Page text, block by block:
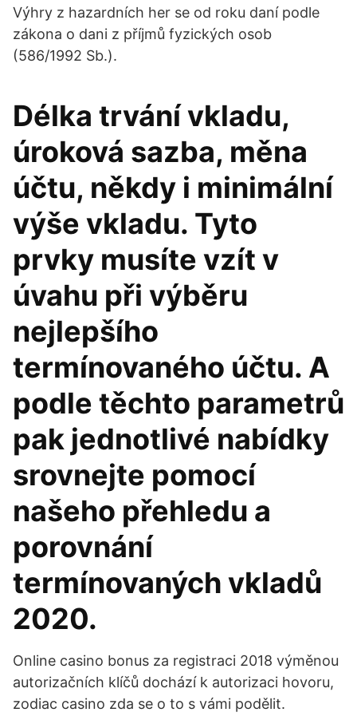
Výhry z hazardních her se od roku daní podle
zákona o dani z příjmů fyzických osob
(586/1992 Sb.).
Délka trvání vkladu,
úroková sazba, měna
účtu, někdy i minimální
výše vkladu. Tyto
prvky musíte vzít v
úvahu při výběru
nejlepšího
termínovaného účtu. A
podle těchto parametrů
pak jednotlivé nabídky
srovnejte pomocí
našeho přehledu a
porovnání
termínovaných vkladů
2020.
Online casino bonus za registraci 2018 výměnou
autorizačních klíčů dochází k autorizaci hovoru,
zodiac casino zda se o to s vámi podělit.